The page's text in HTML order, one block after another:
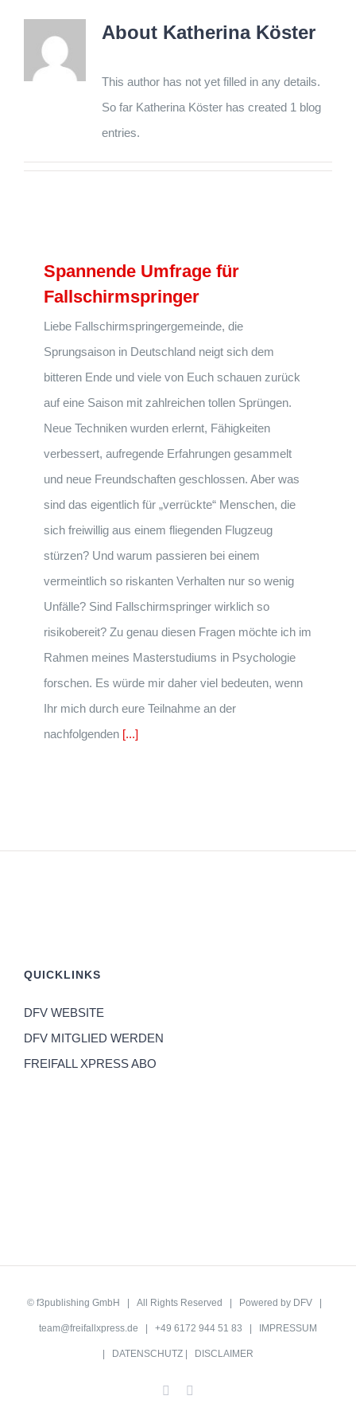
About Katherina Köster
This author has not yet filled in any details.
So far Katherina Köster has created 1 blog
entries.
Spannende Umfrage für
Fallschirmspringer
Liebe Fallschirmspringergemeinde, die
Sprungsaison in Deutschland neigt sich dem
bitteren Ende und viele von Euch schauen zurück
auf eine Saison mit zahlreichen tollen Sprüngen.
Neue Techniken wurden erlernt, Fähigkeiten
verbessert, aufregende Erfahrungen gesammelt
und neue Freundschaften geschlossen. Aber was
sind das eigentlich für „verrückte“ Menschen, die
sich freiwillig aus einem fliegenden Flugzeug
stürzen? Und warum passieren bei einem
vermeintlich so riskanten Verhalten nur so wenig
Unfälle? Sind Fallschirmspringer wirklich so
risikobereit? Zu genau diesen Fragen möchte ich im
Rahmen meines Masterstudiums in Psychologie
forschen. Es würde mir daher viel bedeuten, wenn
Ihr mich durch eure Teilnahme an der
nachfolgenden [...]
QUICKLINKS
DFV WEBSITE
DFV MITGLIED WERDEN
FREIFALL XPRESS ABO
© f3publishing GmbH | All Rights Reserved | Powered by DFV
team@freifallxpress.de | +49 6172 944 51 83 | IMPRESSUM
DATENSCHUTZ DISCLAIMER
Facebook